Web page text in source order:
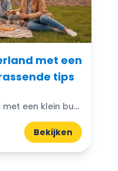
met een
tips
Wat te doen in Nederland met een klein budget? Gelukkig zijn er volop budgetvriendelijke uitjes te vinden! Of je nu houdt van de natuur, cultuur of avontuur, er is altijd...
Bekijken